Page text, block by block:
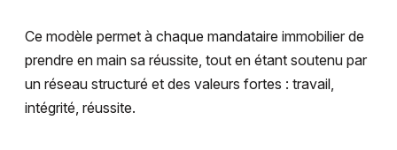
Ce modèle permet à chaque mandataire immobilier de
prendre en main sa réussite, tout en étant soutenu par
un réseau structuré et des valeurs fortes : travail,
intégrité, réussite.